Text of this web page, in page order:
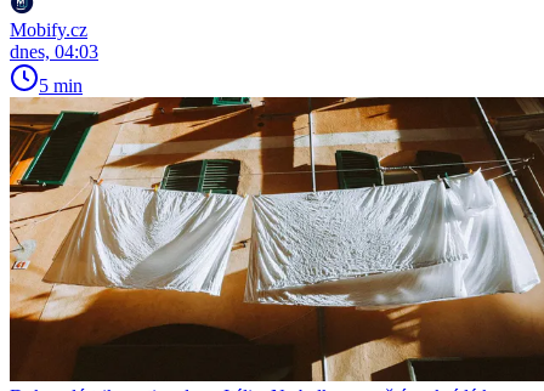
Mobify.cz
dnes, 04:03
5 min